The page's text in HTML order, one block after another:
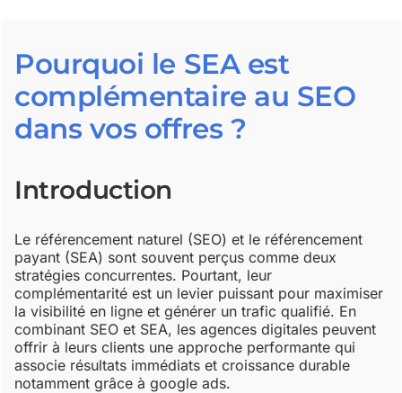
Pourquoi le SEA est
complémentaire au SEO
dans vos offres ?
Introduction
Le référencement naturel (SEO) et le référencement
payant (SEA) sont souvent perçus comme deux
stratégies concurrentes. Pourtant, leur
complémentarité est un levier puissant pour maximiser
la visibilité en ligne et générer un trafic qualifié. En
combinant SEO et SEA, les agences digitales peuvent
offrir à leurs clients une approche performante qui
associe résultats immédiats et croissance durable
notamment grâce à google ads.